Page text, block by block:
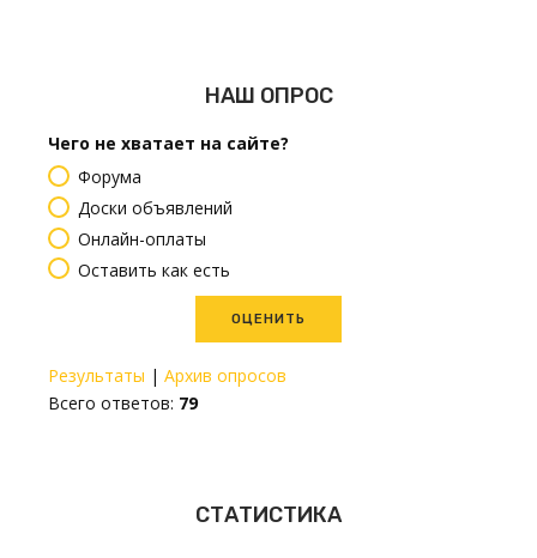
НАШ ОПРОС
Чего не хватает на сайте?
Форума
Доски объявлений
Онлайн-оплаты
Оставить как есть
Результаты | Архив опросов
Всего ответов: 79
СТАТИСТИКА